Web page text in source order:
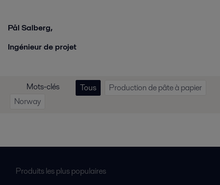
Pål Salberg,
Ingénieur de projet
Mots-clés Tous
Production de pâte à papier
Norway
Produits les plus populaires